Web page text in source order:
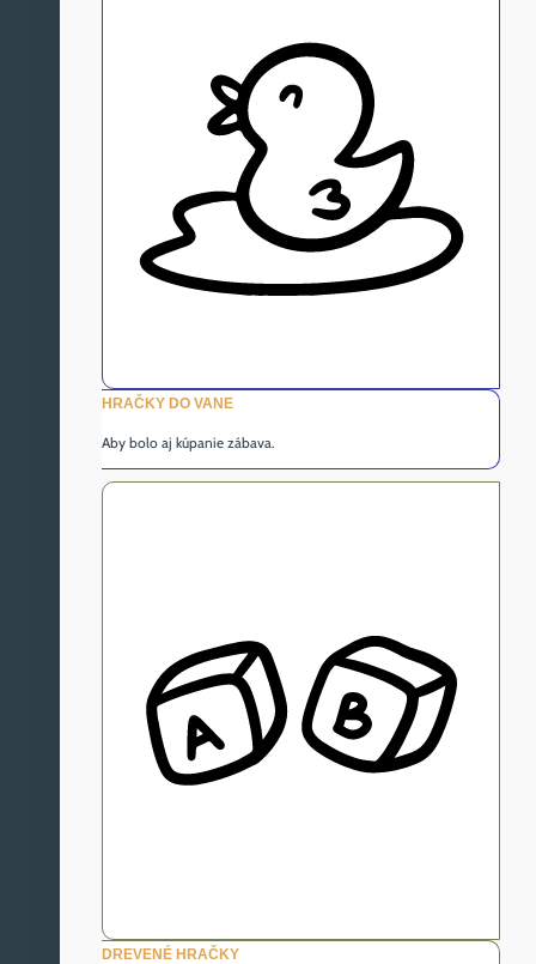
HRAČKY DO VANE
Aby bolo aj kúpanie zábava.
DREVENÉ HRAČKY